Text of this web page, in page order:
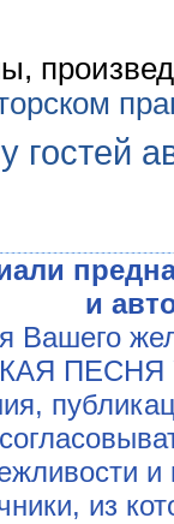
гостей
и
Вашего
ПЕСНЯ
и
из